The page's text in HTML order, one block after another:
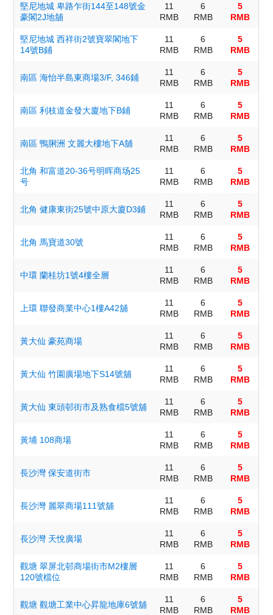
堅尼地城 卑路乍街144至148號金
豪閣2J地舖
11
RMB
6
RMB
5
RMB
堅尼地城 西祥街2號寶翠閣地下
14號B鋪
11
RMB
6
RMB
5
RMB
南區 海怡半島東商場3/F, 346鋪
11
RMB
6
RMB
5
RMB
南區 利枝道金發大廈地下B鋪
11
RMB
6
RMB
5
RMB
南區 鴨脷洲 文麗大樓地下A舖
11
RMB
6
RMB
5
RMB
北角 和富道20-36号明晖商场25
号
11
RMB
6
RMB
5
RMB
北角 健康東街25號中原大廈D3鋪
11
RMB
6
RMB
5
RMB
北角 馬寶道30號
11
RMB
6
RMB
5
RMB
中環 蘭桂坊1號4樓全層
11
RMB
6
RMB
5
RMB
上環 聯發商業中心1樓A42舖
11
RMB
6
RMB
5
RMB
黃大仙 豪苑商場
11
RMB
6
RMB
5
RMB
黃大仙 竹園廣場地下S14號舖
11
RMB
6
RMB
5
RMB
黃大仙 東頭邨街市及熟食檔5號舖
11
RMB
6
RMB
5
RMB
黃埔 108商場
11
RMB
6
RMB
5
RMB
長沙灣 保安道街市
11
RMB
6
RMB
5
RMB
長沙灣 麗翠商場111號舖
11
RMB
6
RMB
5
RMB
長沙灣 天悅廣場
11
RMB
6
RMB
5
RMB
觀塘 翠屏北邨商場街市M2樓層
120號檔位
11
RMB
6
RMB
5
RMB
觀塘 觀塘工業中心昇龍地庫6號舖
11
RMB
6
RMB
5
RMB